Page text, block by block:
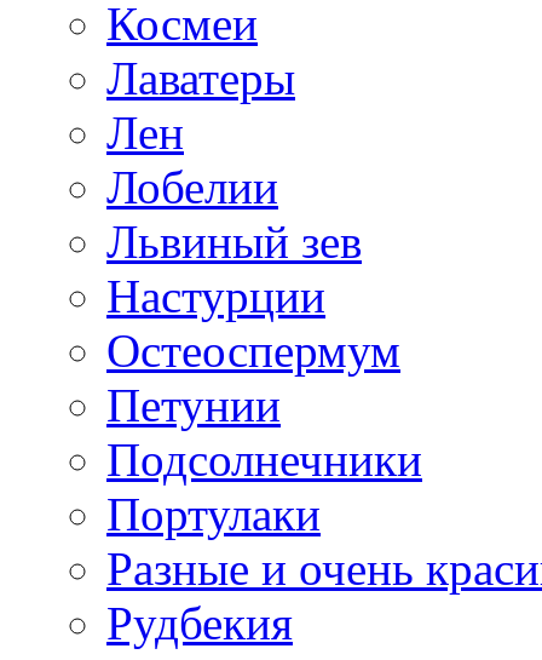
Космеи
Лаватеры
Лен
Лобелии
Львиный зев
Настурции
Остеоспермум
Петунии
Подсолнечники
Портулаки
Разные и очень
Рудбекия